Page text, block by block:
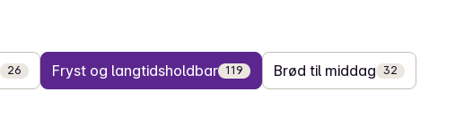
26 Fryst og langtidsholdbar 119 Brød til middag 32